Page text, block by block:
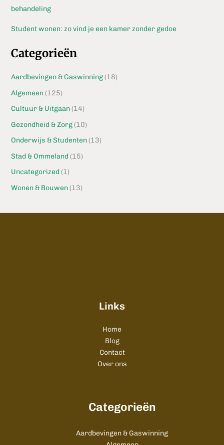
behandeling
Student wonen: zo vind je een kamer zonder gedoe
Categorieën
Aardbevingen & Gaswinning(18)
Algemeen(125)
Cultuur & Uitgaan(14)
Gezondheid & Zorg(10)
Onderwijs & Studenten(13)
Stad & Ommeland (15)
Uncategorized (1)
Wonen & Bouwen(13)
Links
Home
Blog
Contact
Over ons
Categorieën
Aardbevingen & Gaswinning